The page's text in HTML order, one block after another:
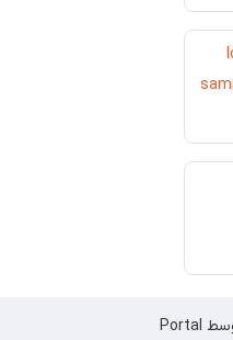
Portal